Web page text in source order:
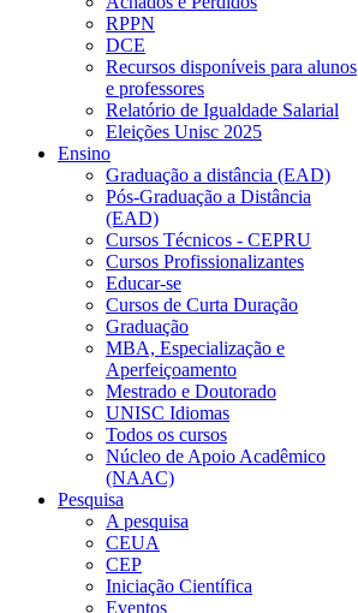
RPPN
DCE
Recursos disponíveis para alunos
e professores
Relatório de Igualdade Salarial
Eleições Unisc 2025
Ensino
Graduação a distância (EAD)
Pós-Graduação a Distância
(EAD)
Cursos Técnicos - CEPRU
Cursos Profissionalizantes
Educar-se
Cursos de Curta Duração
Graduação
MBA, Especialização e
Aperfeiçoamento
Mestrado e Doutorado
UNISC Idiomas
Todos os cursos
Núcleo de Apoio Acadêmico
(NAAC)
Pesquisa
A pesquisa
CEUA
CEP
Iniciação Científica
Eventos